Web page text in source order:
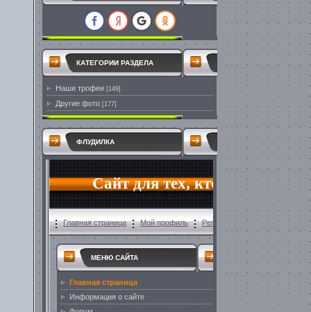
КАТЕГОРИИ РАЗДЕЛА
Наши трофеи [149]
Другие фото [177]
ФЛУДИЛКА